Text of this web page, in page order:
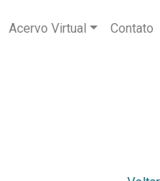
Acervo Virtual Contato